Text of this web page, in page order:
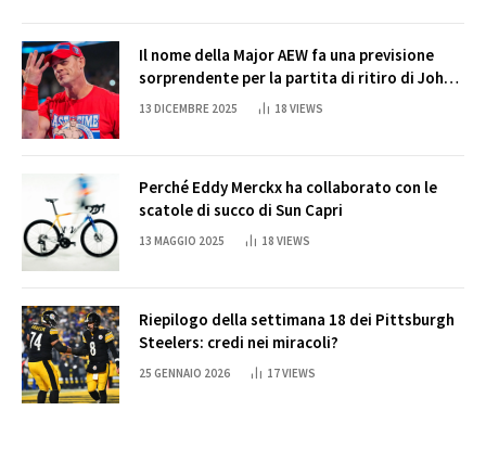
Il nome della Major AEW fa una previsione
sorprendente per la partita di ritiro di John
Cena
13 DICEMBRE 2025 18 VIEWS
Perché Eddy Merckx ha collaborato con le
scatole di succo di Sun Capri
13 MAGGIO 2025 18 VIEWS
Riepilogo della settimana 18 dei Pittsburgh
Steelers: credi nei miracoli?
25 GENNAIO 2026 17VIEWS